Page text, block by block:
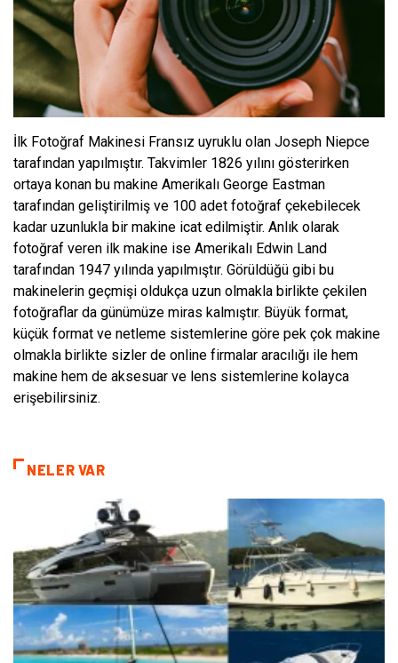
İlk Fotoğraf Makinesi Fransız uyruklu olan Joseph Niepce
tarafından yapılmıştır. Takvimler 1826 yılını gösterirken
ortaya konan bu makine Amerikalı George Eastman
tarafından geliştirilmiş ve 100 adet fotoğraf çekebilecek
kadar uzunlukla bir makine icat edilmiştir. Anlık olarak
fotoğraf veren ilk makine ise Amerikalı Edwin Land
tarafından 1947 yılında yapılmıştır. Görüldüğü gibi bu
makinelerin geçmişi oldukça uzun olmakla birlikte çekilen
fotoğraflar da günümüze miras kalmıştır. Büyük format,
küçük format ve netleme sistemlerine göre pek çok makine
olmakla birlikte sizler de online firmalar aracılığı ile hem
makine hem de aksesuar ve lens sistemlerine kolayca
erişebilirsiniz.
NELER VAR